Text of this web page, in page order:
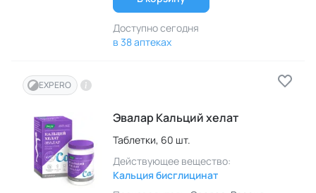
Доступно сегодня
в 38 аптеках
EXPERO
Эвалар Кальций хелат
Таблетки, 60 шт.
Действующее вещество:
Кальция бисглицинат